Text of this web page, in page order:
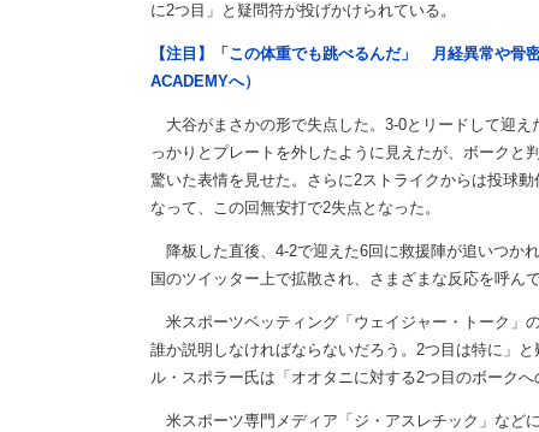
に2つ目」と疑問符が投げかけられている。
【注目】「この体重でも跳べるんだ」 月経異常や骨
ACADEMYへ）
大谷がまさかの形で失点した。3-0とリードして迎
っかりとプレートを外したように見えたが、ボークと
驚いた表情を見せた。さらに2ストライクからは投球
なって、この回無安打で2失点となった。
降板した直後、4-2で迎えた6回に救援陣が追いつか
国のツイッター上で拡散され、さまざまな反応を呼ん
米スポーツベッティング「ウェイジャー・トーク」
誰か説明しなければならないだろう。2つ目は特に」
ル・スポラー氏は「オオタニに対する2つ目のボーク
米スポーツ専門メディア「ジ・アスレチック」など